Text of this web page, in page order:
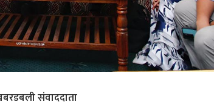
संवाददाता